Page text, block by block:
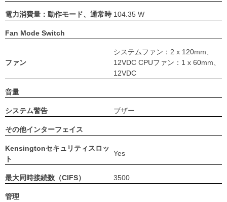
電力消費量：動作モード、通常時 104.35 W
Fan Mode Switch
ファン
システムファン：2 x 120mm、
12VDC CPUファン：1 x 60mm、
12VDC
音量
システム警告 ブザー
その他インターフェイス
Kensingtonセキュリティスロッ
ト
Yes
最大同時接続数（CIFS） 3500
管理